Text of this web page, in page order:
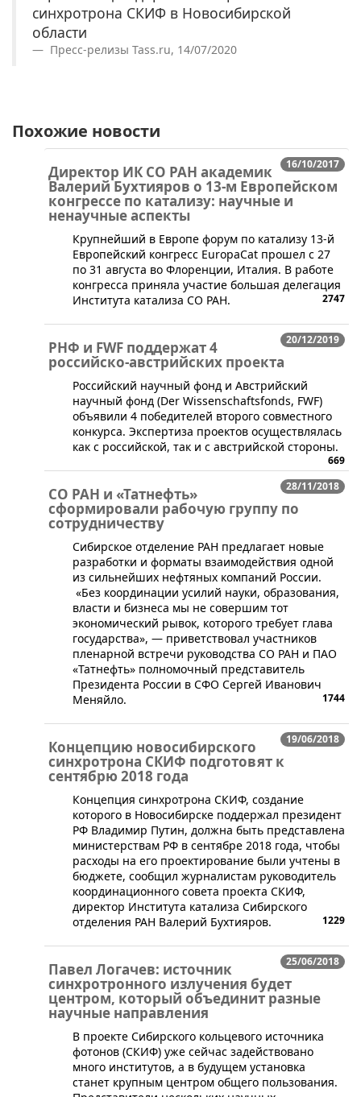
синхротрона СКИФ в Новосибирской
области
Пресс-релизы Tass.ru, 14/07/2020
Похожие новости
16/10/2017
Директор ИК СО РАН академик
Валерий Бухтияров о 13-м Европейском
конгрессе по катализу: научные и
ненаучные аспекты
Крупнейший в Европе форум по катализу 13-й
Европейский конгресс EuropaCat прошел с 27
по 31 августа во Флоренции, Италия. В работе
конгресса приняла участие большая делегация
Института катализа СО РАН.
2747
20/12/2019
РНФ и FWF поддержат 4
российско-австрийских проекта
​Российский научный фонд и Австрийский
научный фонд (Der Wissenschaftsfonds, FWF)
объявили 4 победителей второго совместного
конкурса. Экспертиза проектов осуществлялась
как с российской, так и с австрийской стороны.
669
28/11/2018
СО РАН и «Татнефть»
сформировали рабочую группу по
сотрудничеству
​Сибирское отделение РАН предлагает новые
разработки и форматы взаимодействия одной
из сильнейших нефтяных компаний России.
«Без координации усилий науки, образования,
власти и бизнеса мы не совершим тот
экономический рывок, которого требует глава
государства», — приветствовал участников
пленарной встречи руководства СО РАН и ПАО
«Татнефть» полномочный представитель
Президента России в СФО Сергей Иванович
Меняйло.
1744
19/06/2018
Концепцию новосибирского
синхротрона СКИФ подготовят к
сентябрю 2018 года
​Концепция синхротрона СКИФ, создание
которого в Новосибирске поддержал президент
РФ Владимир Путин, должна быть представлена
министерствам РФ в сентябре 2018 года, чтобы
расходы на его проектирование были учтены в
бюджете, сообщил журналистам руководитель
координационного совета проекта СКИФ,
директор Института катализа Сибирского
отделения РАН Валерий Бухтияров.
1229
25/06/2018
Павел Логачев: источник
синхротронного излучения будет
центром, который объединит разные
научные направления
​В проекте Сибирского кольцевого источника
фотонов (СКИФ) уже сейчас задействовано
много институтов, а в будущем установка
станет крупным центром общего пользования.